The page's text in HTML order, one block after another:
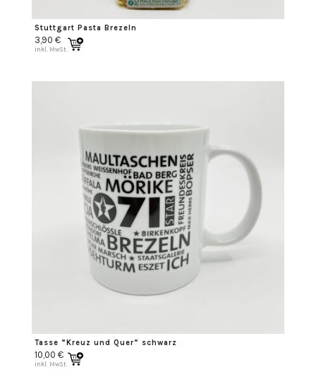
Stuttgart Pasta Brezeln
3,90 €
inkl. MwSt.
Tasse “Kreuz und Quer” schwarz
10,00 €
inkl. MwSt.